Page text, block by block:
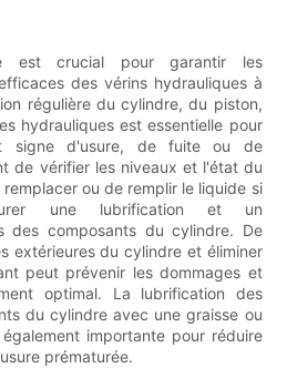
est crucial pour garantir les
des vérins hydrauliques à
régulière du cylindre, du piston,
hydrauliques est essentielle pour
signe d'usure, de fuite ou de
de vérifier les niveaux et l'état du
ou de remplir le liquide si
une lubrification et un
des composants du cylindre. De
extérieures du cylindre et éliminer
peut prévenir les dommages et
optimal. La lubrification des
du cylindre avec une graisse ou
importante pour réduire
prématurée.